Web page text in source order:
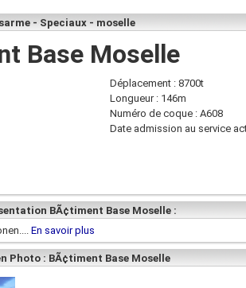
- Speciaux - moselle
Base Moselle
Déplacement : 8700t
Longueur : 146m
Numéro de coque : A608
Date admission au service
BÃ¢timent Base Moselle :
En savoir plus
Photo : BÃ¢timent Base Moselle